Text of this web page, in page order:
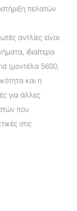
πελατών
αντλίες είναι
ιδιαίτερα
(μοντέλα 5600,
και η
για άλλες
που
στις